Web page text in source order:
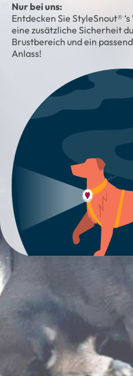
Nur bei uns:
Entdecken Sie StyleSnout®
eine zusätzliche Sicherheit
Brustbereich und ein
Anlass!